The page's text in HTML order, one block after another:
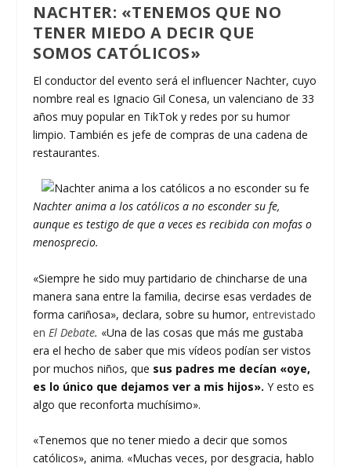
NACHTER: «TENEMOS QUE NO
TENER MIEDO A DECIR QUE
SOMOS CATÓLICOS»
El conductor del evento será el influencer Nachter, cuyo
nombre real es Ignacio Gil Conesa, un valenciano de 33
años muy popular en TikTok y redes por su humor
limpio. También es jefe de compras de una cadena de
restaurantes.
Nachter anima a los católicos a no esconder su fe,
aunque es testigo de que a veces es recibida con mofas o
menosprecio.
«Siempre he sido muy partidario de chincharse de una
manera sana entre la familia, decirse esas verdades de
forma cariñosa», declara, sobre su humor,entrevistado
en El Debate. «Una de las cosas que más me gustaba
era el hecho de saber que mis vídeos podían ser vistos
por muchos niños, que sus padres me decían «oye,
es lo único que dejamos ver a mis hijos». Y esto es
algo que reconforta muchísimo».
«Tenemos que no tener miedo a decir que somos
católicos», anima. «Muchas veces, por desgracia, hablo